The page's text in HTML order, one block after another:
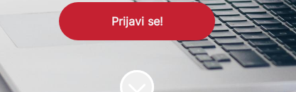
Prijavi se!